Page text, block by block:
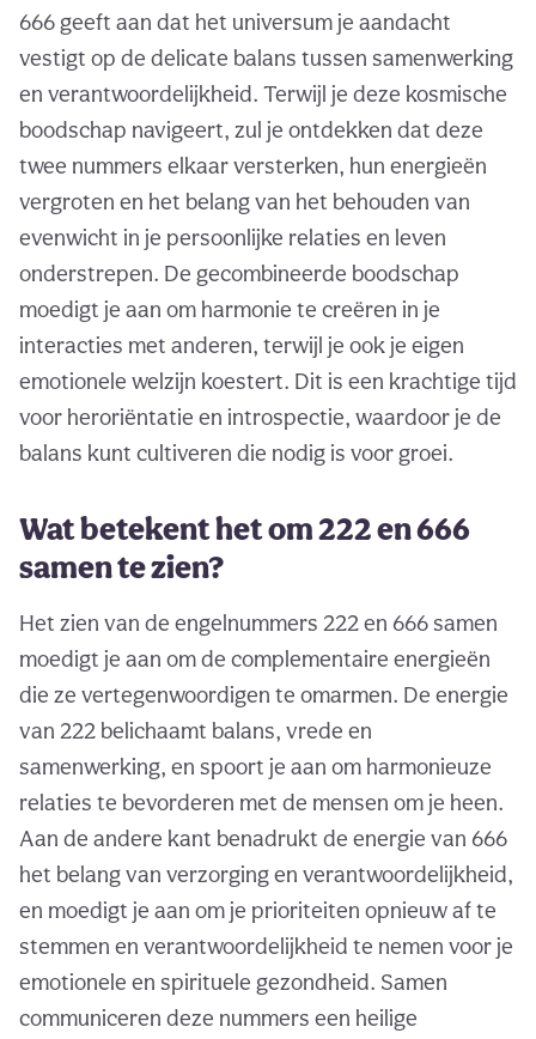
666 geeft aan dat het universum je aandacht
vestigt op de delicate balans tussen samenwerking
en verantwoordelijkheid. Terwijl je deze kosmische
boodschap navigeert, zul je ontdekken dat deze
twee nummers elkaar versterken, hun energieën
vergroten en het belang van het behouden van
evenwicht in je persoonlijke relaties en leven
onderstrepen. De gecombineerde boodschap
moedigt je aan om harmonie te creëren in je
interacties met anderen, terwijl je ook je eigen
emotionele welzijn koestert. Dit is een krachtige tijd
voor heroriëntatie en introspectie, waardoor je de
balans kunt cultiveren die nodig is voor groei.
Wat betekent het om 222 en 666
samen te zien?
Het zien van de engelnummers 222 en 666 samen
moedigt je aan om de complementaire energieën
die ze vertegenwoordigen te omarmen. De energie
van 222 belichaamt balans, vrede en
samenwerking, en spoort je aan om harmonieuze
relaties te bevorderen met de mensen om je heen.
Aan de andere kant benadrukt de energie van 666
het belang van verzorging en verantwoordelijkheid,
en moedigt je aan om je prioriteiten opnieuw af te
stemmen en verantwoordelijkheid te nemen voor je
emotionele en spirituele gezondheid. Samen
communiceren deze nummers een heilige